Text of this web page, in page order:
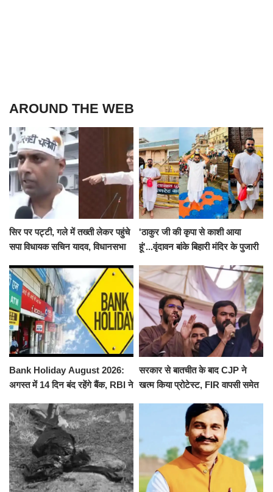
AROUND THE WEB
सिर पर पट्टी, गले में तख्ती लेकर पहुंचे
सपा विधायक सचिन यादव, विधानसभा
निलंबित
'ठाकुर जी की कृपा से काशी आया
हूं'...वृंदावन बांके बिहारी मंदिर के पुजारी
जलाभिषेक
Bank Holiday August 2026:
अगस्त में 14 दिन बंद रहेंगे बैंक, RBI ने
सरकार से बातचीत के बाद CJP ने
खत्म किया प्रोटेस्ट, FIR वापसी समेत